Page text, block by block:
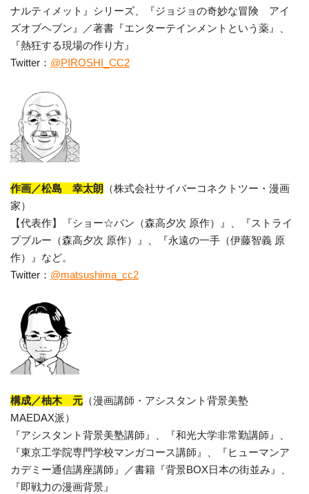
ナルティメット』シリーズ、『ジョジョの奇妙な冒険 アイ
ズオブヘブン』／著書『エンターテインメントという薬』、
『熱狂する現場の作り方』
Twitter： @PIROSHI_CC2
作画／松島 幸太朗 （株式会社サイバーコネクトツー・漫画
家）
【代表作】『ショー☆バン（森高夕次 原作）』、『ストライ
プブルー（森高夕次 原作）』、『永遠の一手（伊藤智義 原
作）』など。
Twitter： @matsushima_cc2
構成／柚木 元 （漫画講師・アシスタント背景美塾
MAEDAX派）
『アシスタント背景美塾講師』、『和光大学非常勤講師』、
『東京工学院専門学校マンガコース講師』、『ヒューマンア
カデミー通信講座講師』／書籍『背景BOX日本の街並み』、
『即戦力の漫画背景』